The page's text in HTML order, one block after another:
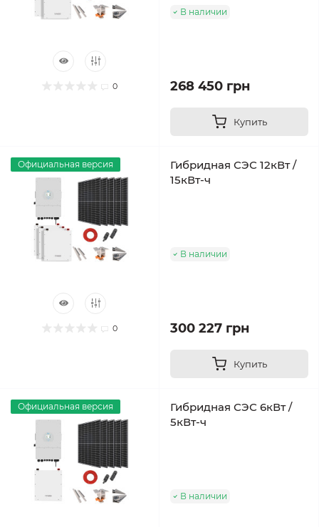
0
В наличии
268 450 грн
Купить
Официальная версия
0
Гибридная СЭС 12кВт /
15кВт-ч
В наличии
300 227 грн
Купить
Официальная версия
Гибридная СЭС 6кВт /
5кВт-ч
В наличии